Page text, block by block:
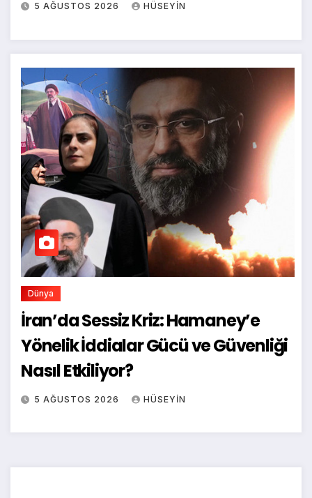
5 AĞUSTOS 2026 HÜSEYIN
Dünya
İran’da Sessiz Kriz: Hamaney’e
Yönelik İddialar Gücü ve Güvenliği
Nasıl Etkiliyor?
5 AĞUSTOS 2026 HÜSEYIN